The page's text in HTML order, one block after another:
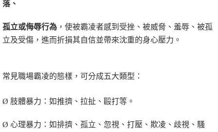
落、
孤立或侮辱行為 ，使被霸凌者感到受挫、被威脅、羞辱、被孤
立及受傷，進而折損其自信並帶來沈重的身心壓力。
常見職場霸凌的態樣，可分成五大類型：
Ø 肢體暴力：如推擠、拉扯、毆打等。
Ø 心理暴力：如排擠、孤立、忽視、打壓、欺凌、歧視、騷